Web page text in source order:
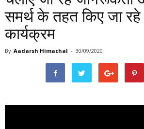
समर्थ के तहत किए जा
कार्यक्रम
By Aadarsh Himachal - 30/09/2020